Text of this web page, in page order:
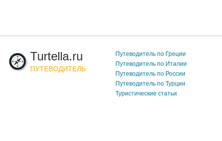
Turtella.ru
ПУТЕВОДИТЕЛЬ
Путеводитель по Греции
Путеводитель по Италии
Путеводитель по России
Путеводитель по Турции
Туристические статьи